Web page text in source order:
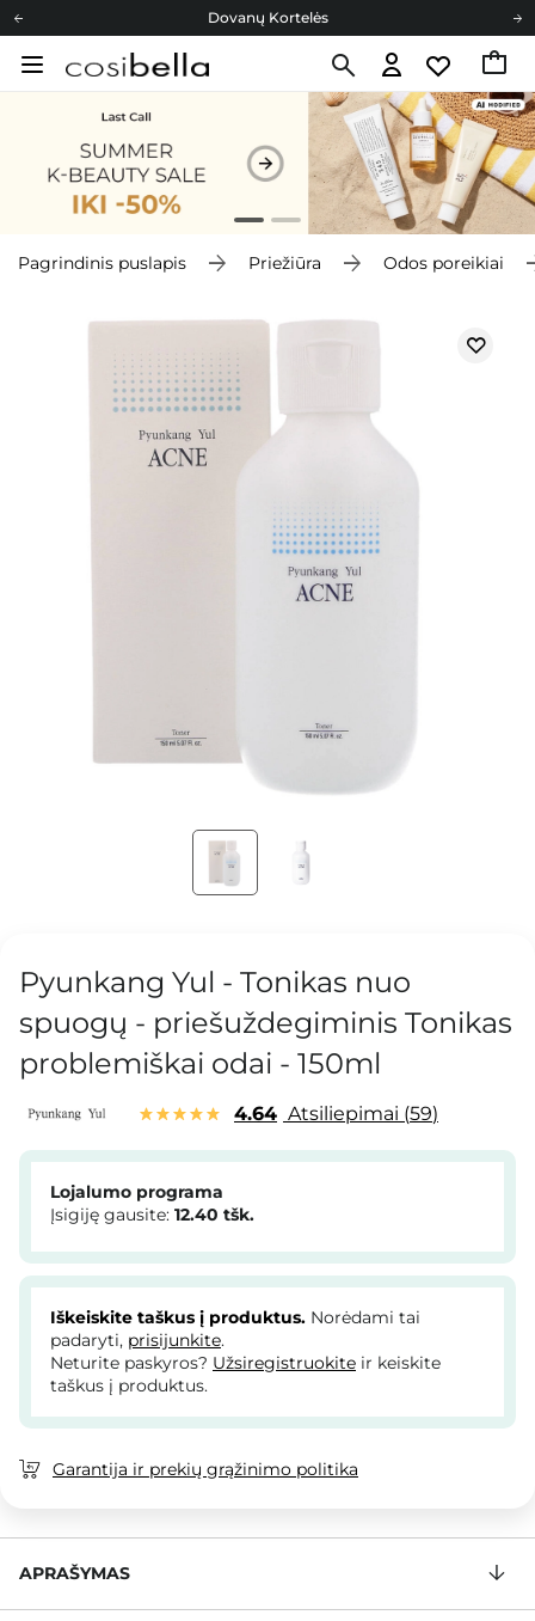
Dovanų Kortelės
Cosibella lojalumo programa
Dovanų Kortelės
Pagrindinis puslapis Priežiūra Odos poreikiai
Pyunkang Yul - Tonikas nuo
spuogų - priešuždegiminis Tonikas
problemiškai odai - 150ml
4.64 Atsiliepimai 59
Lojalumo programa
Įsigiję gausite: 12.40 tšk.
Iškeiskite taškus į produktus. Norėdami tai
padaryti, prisijunkite.
Neturite paskyros? Užsiregistruokite ir keiskite
taškus į produktus.
Garantija ir prekių grąžinimo politika
APRAŠYMAS